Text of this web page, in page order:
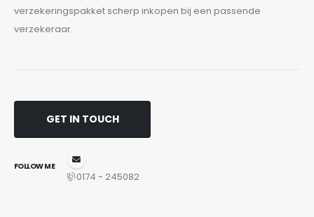
verzekeringspakket scherp inkopen bij een passende
verzekeraar.
GET IN TOUCH
FOLLOW ME
0174 - 245082